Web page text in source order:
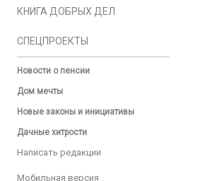
КНИГА ДОБРЫХ ДЕЛ
СПЕЦПРОЕКТЫ
Новости о пенсии
Дом мечты
Новые законы и инициативы
Дачные хитрости
Написать редакции
Мобильная версия